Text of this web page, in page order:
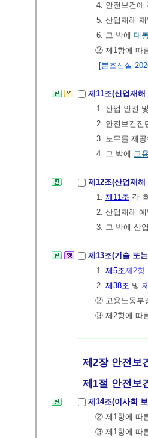
4. 안전보건에
5. 산업재해
6. 그 밖에 대
② 제1항에 따
[본조신설
제11조(산업재
1. 산업 안전
2. 안전보건진
3. 노무를 제
4. 그 밖에 고
제12조(산업재
1. 제11조 각
2. 산업재해
3. 그 밖에 산
제13조(기술 또
1. 제5조제2항
2. 제38조 및
② 고용노동부
③ 제2항에 따
제2장 안전보건
제1절 안전보
제14조(이사회
② 제1항에 따
③ 제1항에 따